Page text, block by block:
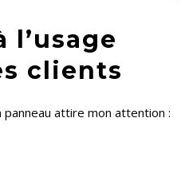
l’usage
clients
attire mon attention :